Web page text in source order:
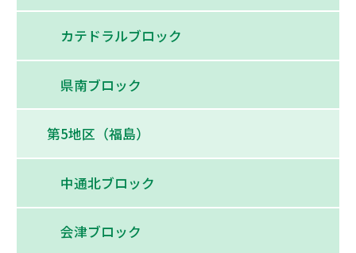
カテドラルブロック
県南ブロック
第5地区（福島）
中通北ブロック
会津ブロック